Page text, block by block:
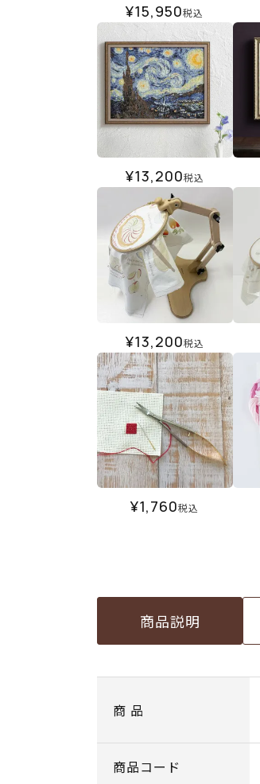
¥15,950税込
¥13,200税込
¥13,200税込
¥1,760税込
商品説明
商 品
商品コード